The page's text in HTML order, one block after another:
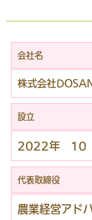
会社名
株式会社
設立
2022年 10
代表取締役
農業経営ア